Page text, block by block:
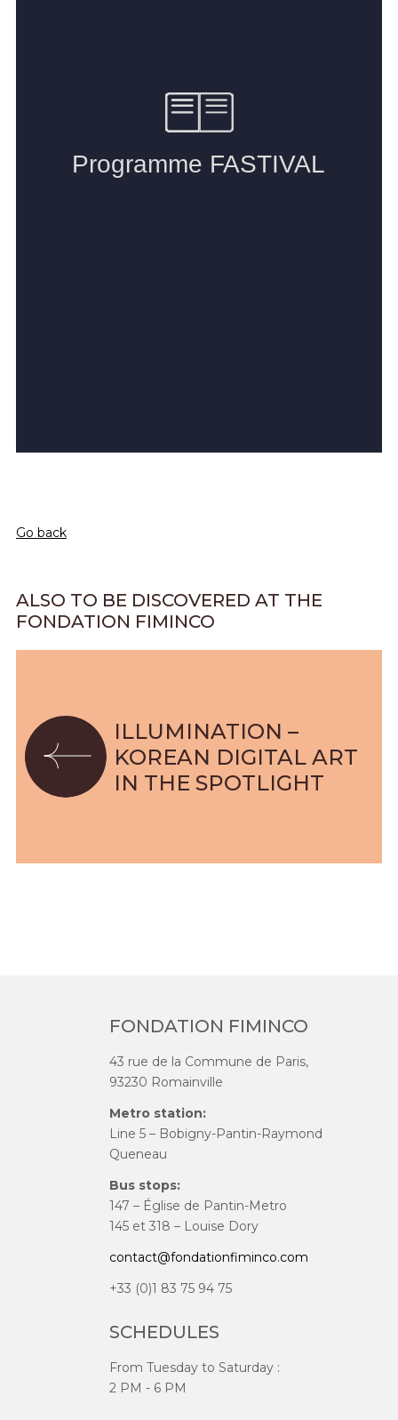
Go back
ALSO TO BE DISCOVERED AT THE
FONDATION FIMINCO
ILLUMINATION –
KOREAN DIGITAL ART
IN THE SPOTLIGHT
FONDATION FIMINCO
43 rue de la Commune de Paris,
93230 Romainville
Metro station:
Line 5 – Bobigny-Pantin-Raymond
Queneau
Bus stops:
147 – Église de Pantin-Metro
145 et 318 – Louise Dory
contact@fondationfiminco.com
+33 (0)1 83 75 94 75
SCHEDULES
From Tuesday to Saturday :
2 PM - 6 PM